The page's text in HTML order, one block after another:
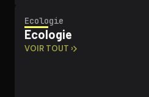
Ecologie
Ecologie
VOIR TOUT ›